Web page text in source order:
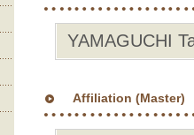
YAMAGUCHI
Affiliation (Master)